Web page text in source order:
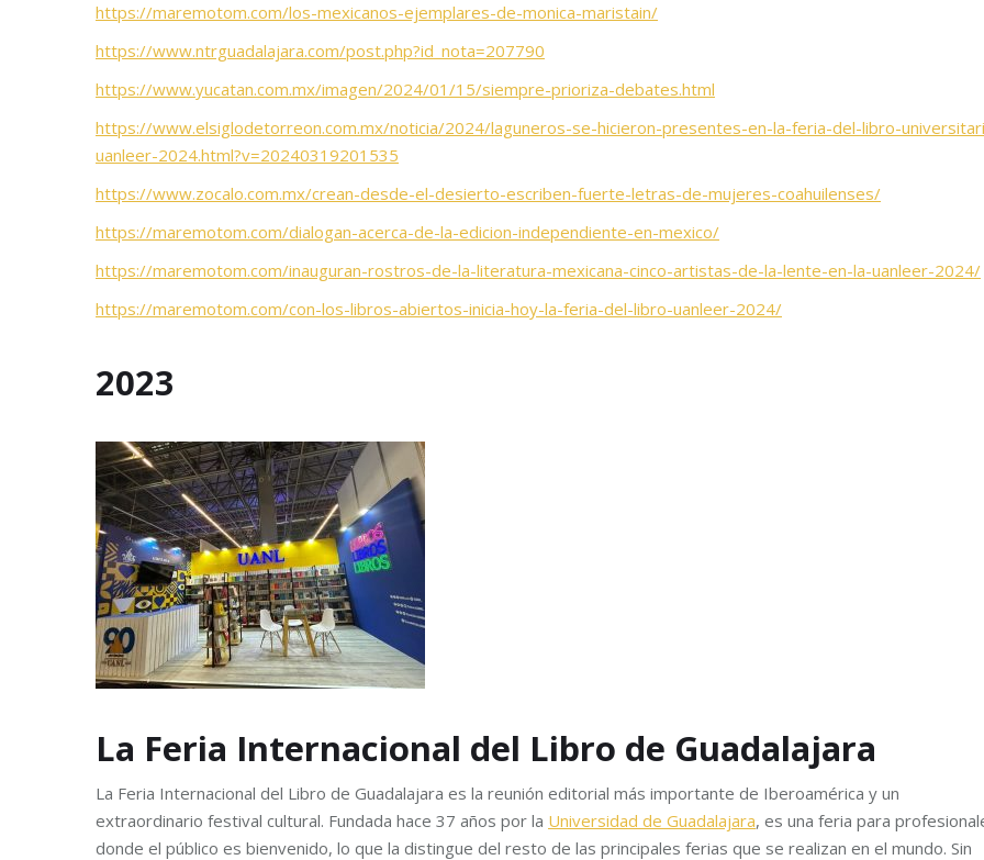
https://maremotom.com/los-mexicanos-ejemplares-de-monica-maristain/
https://www.ntrguadalajara.com/post.php?id_nota=207790
https://www.yucatan.com.mx/imagen/2024/01/15/siempre-prioriza-debates.html
https://www.elsiglodetorreon.com.mx/noticia/2024/laguneros-se-hicieron-presentes-en-la-feria-del-libro-
uanleer-2024.html?v=20240319201535
https://www.zocalo.com.mx/crean-desde-el-desierto-escriben-fuerte-letras-de-mujeres-coahuilenses/
https://maremotom.com/dialogan-acerca-de-la-edicion-independiente-en-mexico/
https://maremotom.com/inauguran-rostros-de-la-literatura-mexicana-cinco-artistas-de-la-lente-en-la-uanleer-2024/
https://maremotom.com/con-los-libros-abiertos-inicia-hoy-la-feria-del-libro-uanleer-2024/
2023
La Feria Internacional del Libro de Guadalajara
La Feria Internacional del Libro de Guadalajara es la reunión editorial más importante de Iberoamérica y un
extraordinario festival cultural. Fundada hace 37 años por la Universidad de Guadalajara, es una feria para
donde el público es bienvenido, lo que la distingue del resto de las principales ferias que se realizan en el mundo. Sin